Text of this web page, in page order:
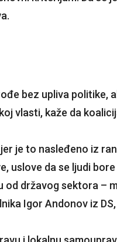
bez upliva politike,
vlasti, kaže da
je to nasleđeno iz
uslove da se ljudi
od državog sektora –
Igor Andonov iz